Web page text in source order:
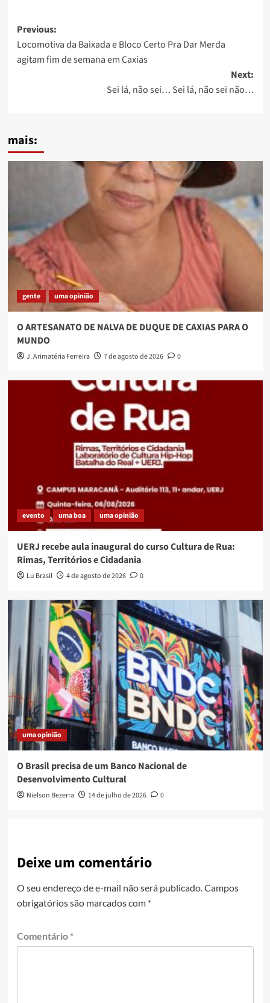
Post
navigation
Previous:
Locomotiva da Baixada e Bloco Certo Pra Dar Merda
agitam fim de semana em Caxias
Next:
Sei lá, não sei… Sei lá, não sei não…
mais:
gente uma opinião
O ARTESANATO DE NALVA DE DUQUE DE CAXIAS PARA O
MUNDO
J. Arimatéria Ferreira 7 de agosto de 2026 0
evento uma boa uma opinião
UERJ recebe aula inaugural do curso Cultura de Rua:
Rimas, Territórios e Cidadania
Lu Brasil 4 de agosto de 2026 0
uma opinião
O Brasil precisa de um Banco Nacional de
Desenvolvimento Cultural
Nielson Bezerra 14 de julho de 2026 0
Deixe um comentário
O seu endereço de e-mail não será publicado. Campos
obrigatórios são marcados com *
Comentário *